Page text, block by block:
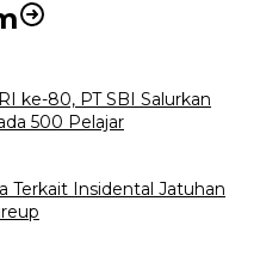
ke-80, PT SBI Salurkan
500 Pelajar
Terkait Insidental Jatuhan